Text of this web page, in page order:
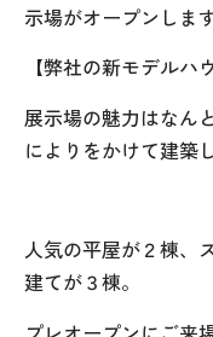
示場がオープンしま
【弊社の新モデルハ
展示場の魅力はなん
によりをかけて建築
人気の平屋が２棟、
建てが３棟。